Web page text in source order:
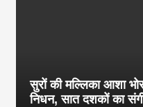
सुरों की मल्लिका आशा
निधन, सात दशकों का